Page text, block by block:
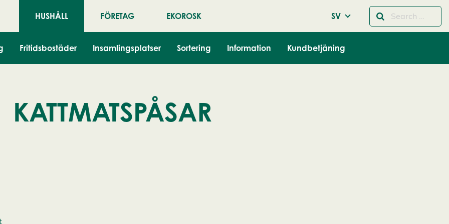
HUSHÅLL FÖRETAG EKOROSK SV
Fritidsbostäder Insamlingsplatser Sortering Information Kundbetjäning
KATTMATSPÅSAR